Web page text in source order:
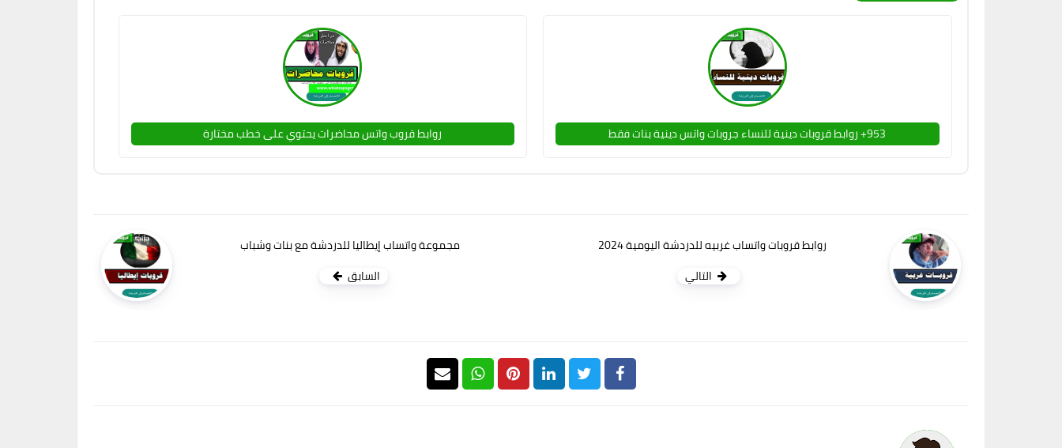
953+ روابط قروبات دينية للنساء جروبات واتس دينية بنات فقط روابط قروب واتس محاضرات يحتوي على خطب مختارة
روابط قروبات واتساب غربيه للدردشة اليومية 2024
التالي
مجموعة واتساب إيطاليا للدردشة مع بنات وشباب
السابق